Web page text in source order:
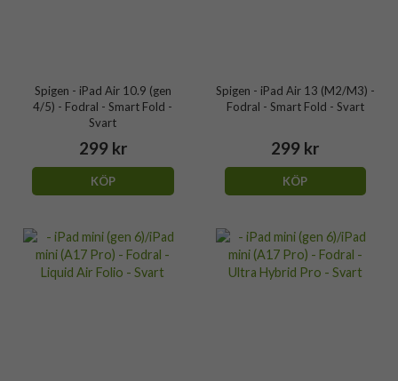
Spigen - iPad Air 10.9 (gen
4/5) - Fodral - Smart Fold -
Svart
299 kr
KÖP
Spigen - iPad Air 13 (M2/M3) -
Fodral - Smart Fold - Svart
299 kr
KÖP